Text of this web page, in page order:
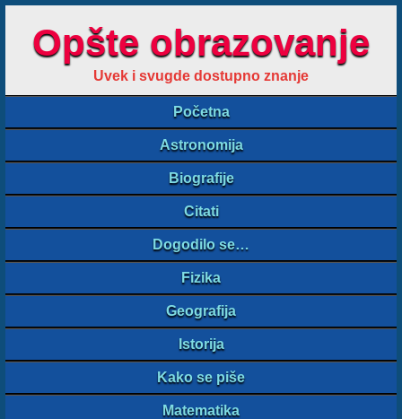
Opšte obrazovanje
Uvek i svugde dostupno znanje
Početna
Astronomija
Biografije
Citati
Dogodilo se…
Fizika
Geografija
Istorija
Kako se piše
Matematika